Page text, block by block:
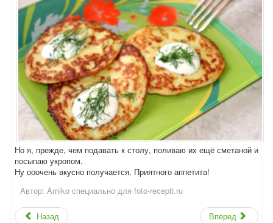
Но я, прежде, чем подавать к столу, поливаю их ещё сметаной и
посыпаю укропом.
Ну ооочень вкусно получается. Приятного аппетита!
Автор: Amiko специально для foto-recepti.ru
Назад Вперед